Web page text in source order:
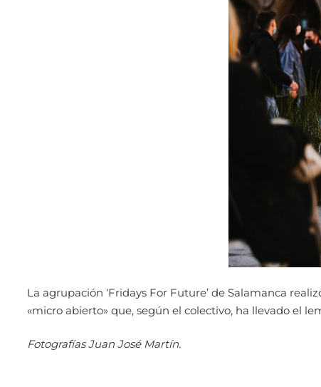
La agrupación ‘Fridays For Future’ de Salamanca
«micro abierto» que, según el colectivo, ha llevado el
Fotografías Juan José Martín.